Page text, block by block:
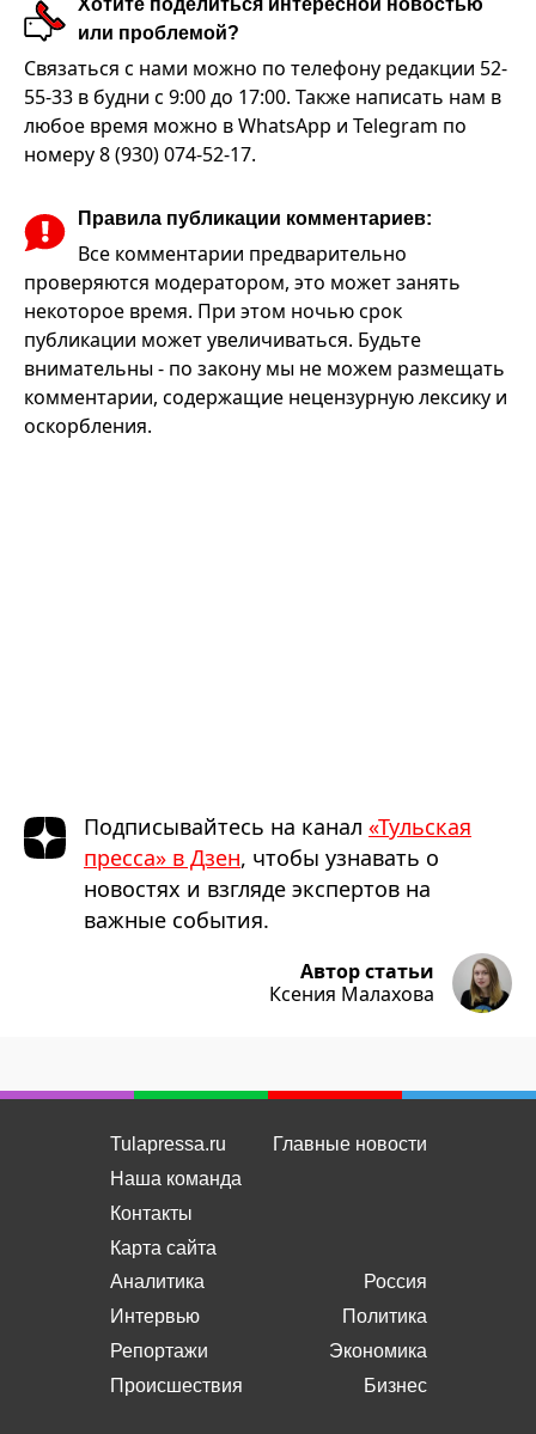
или проблемой?
Связаться с нами можно по телефону редакции 52-
55-33 в будни с 9:00 до 17:00. Также написать нам в
любое время можно в WhatsApp и Telegram по
номеру 8 (930) 074-52-17.
Правила публикации комментариев:
Все комментарии предварительно
проверяются модератором, это может занять
некоторое время. При этом ночью срок
публикации может увеличиваться. Будьте
внимательны - по закону мы не можем размещать
комментарии, содержащие нецензурную лексику и
оскорбления.
Подписывайтесь на канал «Тульская
пресса» в Дзен, чтобы узнавать о
новостях и взгляде экспертов на
важные события.
Автор статьи
Ксения Малахова
Tulapressa.ru
Наша команда
Контакты
Карта сайта
Главные новости
Аналитика
Интервью
Репортажи
Происшествия
Россия
Политика
Экономика
Бизнес